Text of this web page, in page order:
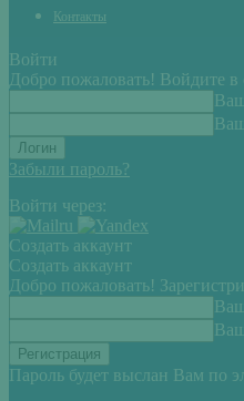
Контакты
Войти
Добро пожаловать! Войдите
Забыли пароль?
Войти через:
Создать аккаунт
Создать аккаунт
Добро пожаловать!
Пароль будет выслан Вам по